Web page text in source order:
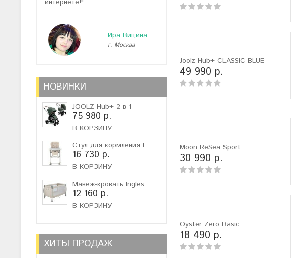
интернете!"
Ира Вицина
г. Москва
коляска бомба)"
НОВИНКИ
JOOLZ Hub+ 2 в 1
75 980 р.
В КОРЗИНУ
Стул для кормления I..
16 730 р.
В КОРЗИНУ
Манеж-кровать Ingles..
12 160 р.
В КОРЗИНУ
ХИТЫ ПРОДАЖ
Joolz Hub+ CLASSIC BLUE
49 990 р.
Moon ReSea Sport
30 990 р.
Oyster Zero Basic
18 490 р.